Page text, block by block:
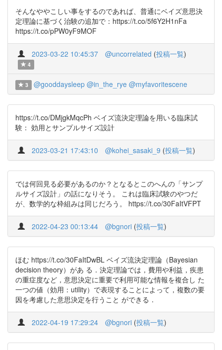
そんなややこしい事をするのであれば、普通にベイズ意思決
定理論に基づく治験の追加で：https://t.co/5f6Y2H1nFa
https://t.co/pPW0yF9MOF
2023-03-22 10:45:37 @uncorrelated (投稿一覧)
4
3 @gooddaysleep @in_the_rye @myfavoritescene
https://t.co/DMjgkMqcPh ベイズ流決定理論を用いる臨床試
験： 効用とサンプルサイズ設計
2023-03-21 17:43:10 @kohei_sasaki_9 (投稿一覧)
では何回見る必要があるのか？となるとこのへんの「サンプ
ルサイズ設計」の話になりそう。 これは臨床試験のやつだ
が、数学的な枠組みは同じだろう。 https://t.co/30FaItVFPT
2022-04-23 00:13:44 @bgnori (投稿一覧)
ほむ https://t.co/30FaItDwBL ベイズ流決定理論（Bayesian
decision theory）があ る．決定理論では，費用や利益，疾患
の重症度など，意思決定に重要で利用可能な情報を複合し た
一つの値（効用：utility）で表現することによって，複数の要
因を考慮した意思決定を行うこと ができる．
2022-04-19 17:29:24 @bgnori (投稿一覧)